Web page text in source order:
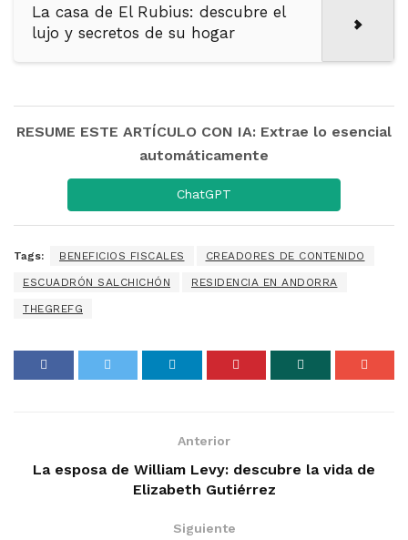
La casa de El Rubius: descubre el
lujo y secretos de su hogar
RESUME ESTE ARTÍCULO CON IA: Extrae lo esencial
automáticamente
ChatGPT
Tags: BENEFICIOS FISCALES CREADORES DE CONTENIDO
ESCUADRÓN SALCHICHÓN RESIDENCIA EN ANDORRA
THEGREFG
Anterior
La esposa de William Levy: descubre la vida de
Elizabeth Gutiérrez
Siguiente